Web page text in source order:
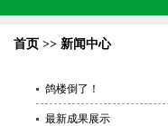
首页 >> 新闻中心
鸽楼倒了！
最新成果展示